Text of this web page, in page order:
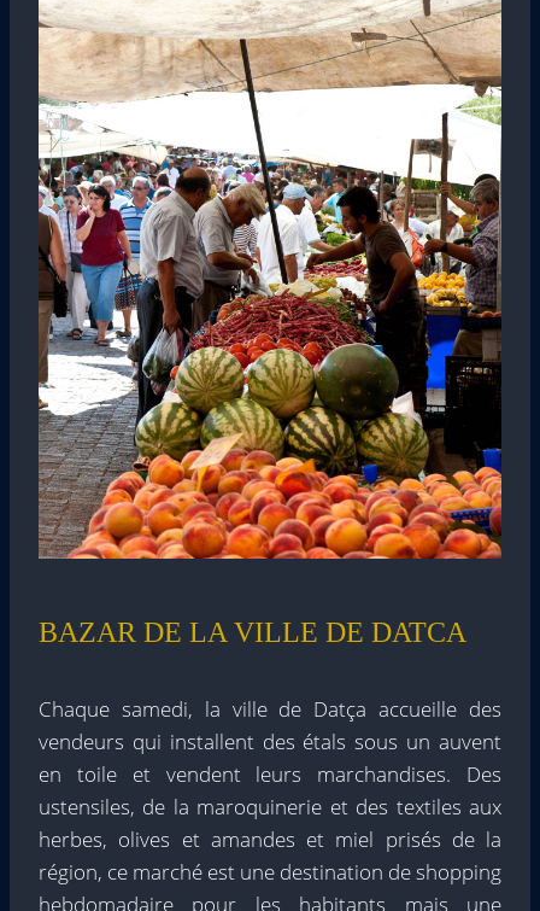
BAZAR DE LA VILLE DE DATCA
Chaque samedi, la ville de Datça accueille des
vendeurs qui installent des étals sous un auvent
en toile et vendent leurs marchandises. Des
ustensiles, de la maroquinerie et des textiles aux
herbes, olives et amandes et miel prisés de la
région, ce marché est une destination de shopping
hebdomadaire pour les habitants mais une